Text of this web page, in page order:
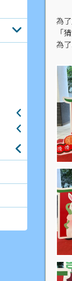
為
「
為